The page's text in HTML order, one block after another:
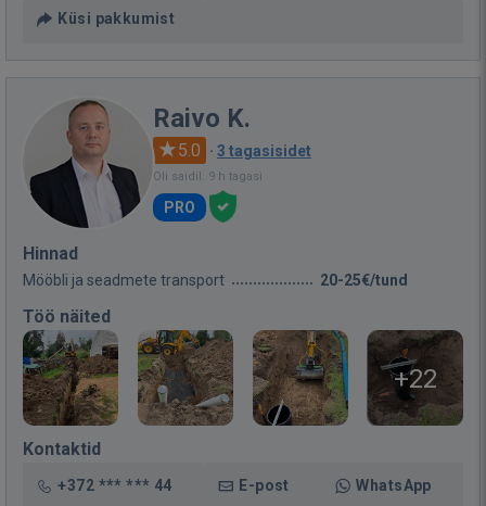
Küsi pakkumist
Raivo K.
5.0 · 3 tagasisidet
Oli saidil: 9 h tagasi
PRO
Hinnad
Mööbli ja seadmete transport 20-25€/tund
Töö näited
+22
Kontaktid
+372 *** *** 44 E-post WhatsApp